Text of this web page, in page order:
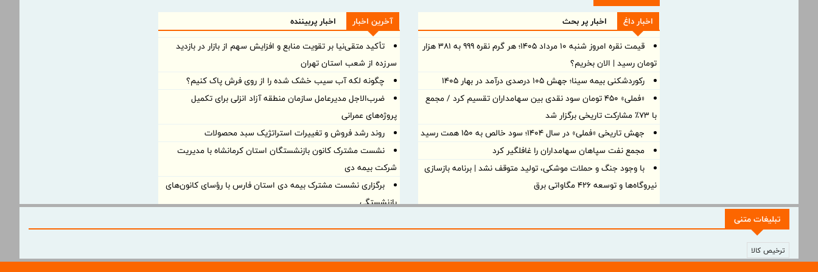
اخبار داغ
اخبار پر بحث
قیمت نقره امروز شنبه ۱۰ مرداد ۱۴۰۵؛ هر گرم نقره ۹۹۹ به ۳۸۱ هزار
تومان رسید | الان بخریم؟
رکوردشکنی بیمه سینا؛ جهش 105 درصدی درآمد در بهار 1405
«فملی» ۴۵۰ تومان سود نقدی بین سهامداران تقسیم کرد / مجمع
با ۷۳٪ مشارکت تاریخی برگزار شد
جهش تاریخی «فملی» در سال ۱۴۰۴؛ سود خالص به ۱۵۰ همت رسید
مجمع نفت سپاهان سهامداران را غافلگیر کرد
با وجود جنگ و حملات موشکی، تولید متوقف نشد | برنامه بازسازی
نیروگاه‌ها و توسعه ۴۲۶ مگاواتی برق
آخرین اخبار
اخبار پربیننده
تأکید متقی‌نیا بر تقویت منابع و افزایش سهم از بازار در بازدید
سرزده از شعب استان تهران
چگونه لکه آب سیب خشک شده را از روی فرش پاک کنیم؟
ضرب‌الاجل مدیرعامل سازمان منطقه آزاد انزلی برای تكمیل
پروژه‌های عمرانی
روند رشد فروش و تغییرات استراتژیک سبد محصولات
نشست مشترک کانون بازنشستگان استان کرمانشاه با مدیریت
شرکت بیمه دی
برگزاری نشست مشترک بیمه دی استان فارس با رؤسای کانون‌های
بازنشستگی
تبلیغات متنی
ترخیص کالا